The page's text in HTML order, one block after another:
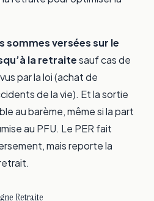
sommes versées sur le
la retraitesauf cas de
par la loi (achat de
de la vie). Et la sortie
au barème, même si la part
au PFU. Le PER fait
mais reporte la
Retraite